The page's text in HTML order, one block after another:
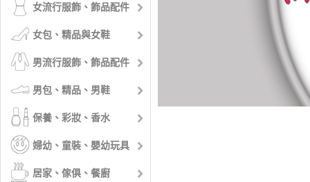
女流行服飾、飾品配件
女包、精品與女鞋
男流行服飾、飾品配件
男包、精品、男鞋
保養、彩妝、香水
婦幼、童裝、嬰幼玩具
居家、傢俱、餐廚